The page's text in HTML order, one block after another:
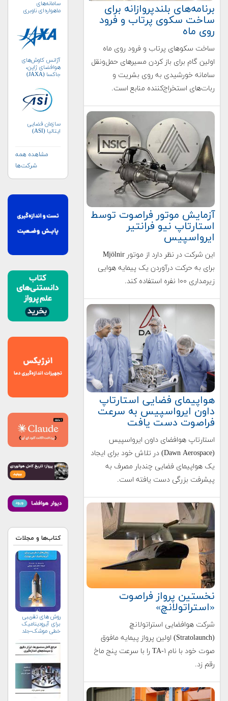
برنامه‌های بلندپروازانه برای
ساخت سکوی پرتاب و فرود
روی ماه
ساخت سکوهای پرتاب و فرود روی ماه
اولین گام‌ برای باز کردن مسیرهای حمل‌ونقل
سامانه خورشیدی به روی بشریت و
ربات‌های استخراج‌کننده منابع است.
آزمایش موتور فراصوت توسط
استارتاپ نیو فرانتیر
ایرواسپیس
این شرکت در نظر دارد از موتور Mjölnir
برای به حرکت درآوردن یک پیمایه هوایی
زیرمداری ۱۰۰ نفره استفاده کند.
هواپیمای فضایی استارتاپ
داون ایرواسپیس به سرعت
فراصوت دست یافت
استارتاپ هوافضای داون ایرواسپیس
(Dawn Aerospace) در تلاش خود برای ایجاد
یک هواپیمای فضایی چندبار مصرف به
پیشرفت بزرگی دست یافته است.
نخستین پرواز فراصوت
«استراتولانچ»
شرکت هوافضایی استراتولانچ
(Stratolaunch) اولین پرواز پیمایه مافوق
صوت خود با نام TA-۱ را با سرعت پنج ماخ
رقم زد.
سامانه‌های
ماهواره‌ای ناوبری
آژانس کاوش‌های
هوافضای ژاپن،
جاکسا (JAXA)
سازمان فضایی
ایتالیا (ASI)
مشاهده همه
شرکت‌ها
کتاب‌ها و مجلات
روش های تقریبی
برای آیرودینامیک
خطی موشک-جلد
نخست